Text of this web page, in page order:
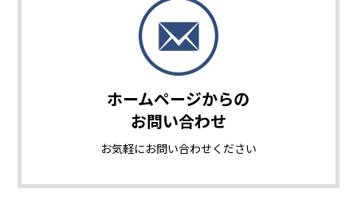
ホームページからの
お問い合わせ
お気軽にお問い合わせください